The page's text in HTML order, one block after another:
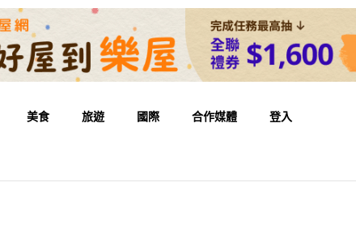
美食 旅遊 國際 合作媒體 登入